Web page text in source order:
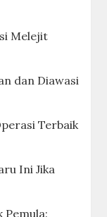
Melejit
dan Diawasi
Terbaik
Ini Jika
Pemula: